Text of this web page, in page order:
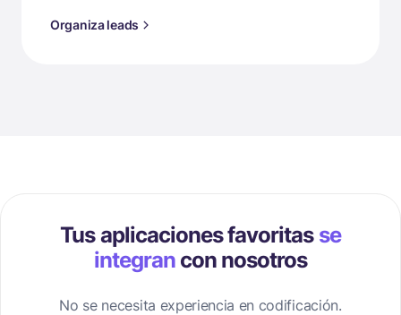
Organiza leads
Tus aplicaciones favoritas se
integrancon nosotros
No se necesita experiencia en codificación.